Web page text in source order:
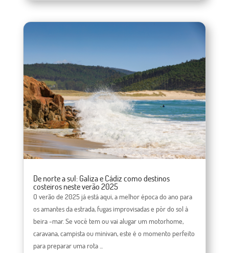
De norte a sul: Galiza e Cádiz como destinos
costeiros neste verão 2025
O verão de 2025 já está aqui, a melhor época do ano para
os amantes da estrada, fugas improvisadas e pôr do sol à
beira -mar. Se você tem ou vai alugar um motorhome,
caravana, campista ou minivan, este é o momento perfeito
para preparar uma rota ...